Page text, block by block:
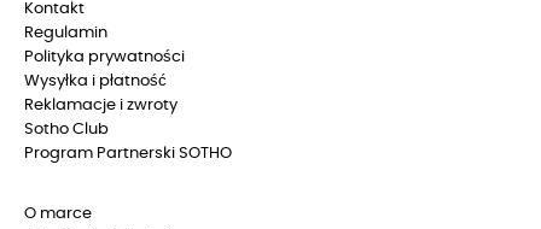
Kontakt
Regulamin
Polityka prywatności
Wysyłka i płatność
Reklamacje i zwroty
Sotho Club
Program Partnerski SOTHO
O marce